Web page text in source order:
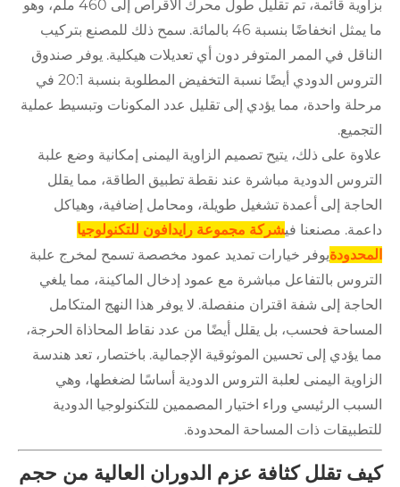
بزاوية قائمة، تم تقليل طول محرك الأقراص إلى 460 ملم، وهو
ما يمثل انخفاضًا بنسبة 46 بالمائة. سمح ذلك للمصنع بتركيب
الناقل في الممر المتوفر دون أي تعديلات هيكلية. يوفر صندوق
التروس الدودي أيضًا نسبة التخفيض المطلوبة بنسبة 20:1 في
مرحلة واحدة، مما يؤدي إلى تقليل عدد المكونات وتبسيط عملية
التجميع.
علاوة على ذلك، يتيح تصميم الزاوية اليمنى إمكانية وضع علبة
التروس الدودية مباشرة عند نقطة تطبيق الطاقة، مما يقلل
الحاجة إلى أعمدة تشغيل طويلة، ومحامل إضافية، وهياكل
داعمة. مصنعنا فيشركة مجموعة رايدافون للتكنولوجيا
المحدودةيوفر خيارات تمديد عمود مخصصة تسمح لمخرج علبة
التروس بالتفاعل مباشرة مع عمود إدخال الماكينة، مما يلغي
الحاجة إلى شفة اقتران منفصلة. لا يوفر هذا النهج المتكامل
المساحة فحسب، بل يقلل أيضًا من عدد نقاط المحاذاة الحرجة،
مما يؤدي إلى تحسين الموثوقية الإجمالية. باختصار، تعد هندسة
الزاوية اليمنى لعلبة التروس الدودية أساسًا لضغطها، وهي
السبب الرئيسي وراء اختيار المصممين للتكنولوجيا الدودية
للتطبيقات ذات المساحة المحدودة.
كيف تقلل كثافة عزم الدوران العالية من حجم